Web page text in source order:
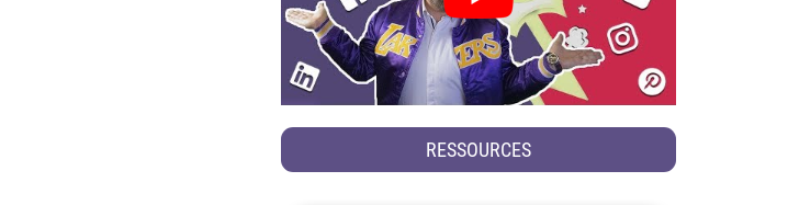
RESSOURCES